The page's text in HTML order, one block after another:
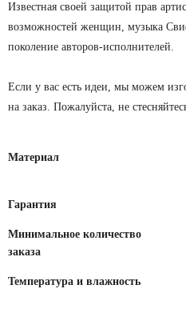
Известная своей защитой прав
возможностей женщин, музыка
поколение авторов-исполнителей.
Если у вас есть идеи, мы можем
на заказ. Пожалуйста, не
Материал
Гарантия
Минимальное количество
заказа
Температура и влажность